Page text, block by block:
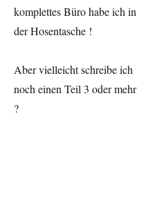
komplettes Büro habe ich in
der Hosentasche !
Aber vielleicht schreibe ich
noch einen Teil 3 oder mehr
?